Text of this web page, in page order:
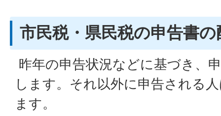
市民税・県民税の申告書の
昨年の申告状況などに基づき、
します。それ以外に申告される
ます。